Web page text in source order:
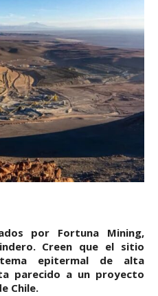
por Fortuna Mining,
Creen que el sitio
epitermal de alta
parecido a un proyecto
Chile.